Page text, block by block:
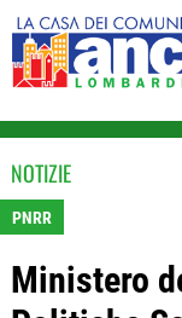
NOTIZIE
PNRR
Ministero